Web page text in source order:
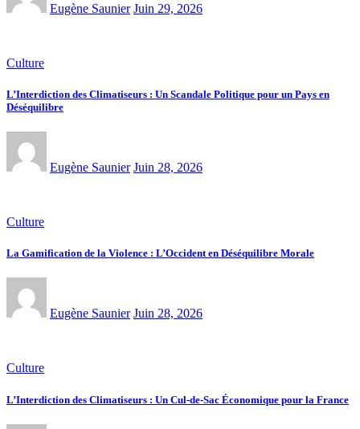
Eugène Saunier Juin 29, 2026
Culture
L’Interdiction des Climatiseurs : Un Scandale Politique pour un Pays en
Déséquilibre
Eugène Saunier Juin 28, 2026
Culture
La Gamification de la Violence : L’Occident en Déséquilibre Morale
Eugène Saunier Juin 28, 2026
Culture
L’Interdiction des Climatiseurs : Un Cul-de-Sac Économique pour la France